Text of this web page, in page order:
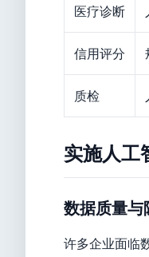
医疗诊断
信用评分
质检
实施人工
数据质量与
许多企业面临